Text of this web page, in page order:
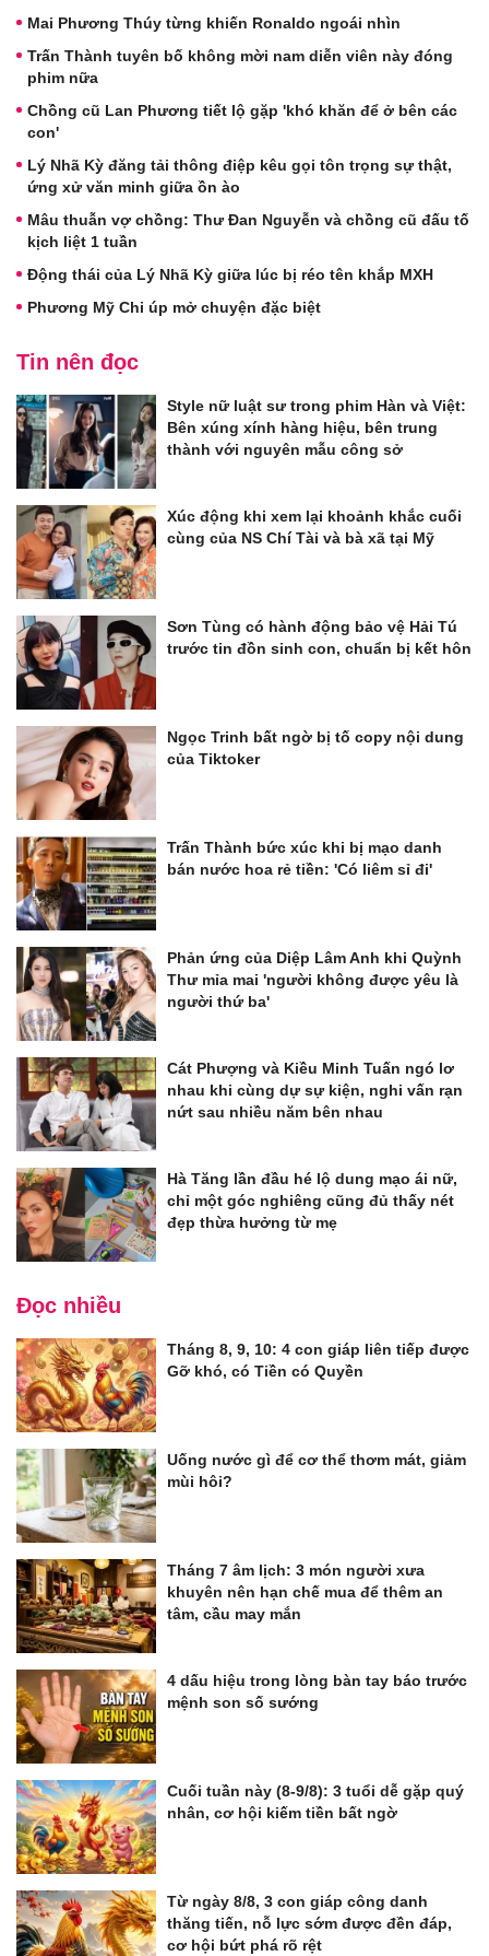
Mai Phương Thúy từng khiến Ronaldo ngoái nhìn
Trấn Thành tuyên bố không mời nam diễn viên này đóng
phim nữa
Chồng cũ Lan Phương tiết lộ gặp 'khó khăn để ở bên các
con'
Lý Nhã Kỳ đăng tải thông điệp kêu gọi tôn trọng sự thật,
ứng xử văn minh giữa ồn ào
Mâu thuẫn vợ chồng: Thư Đan Nguyễn và chồng cũ đấu tố
kịch liệt 1 tuần
Động thái của Lý Nhã Kỳ giữa lúc bị réo tên khắp MXH
Phương Mỹ Chi úp mở chuyện đặc biệt
Tin nên đọc
Style nữ luật sư trong phim Hàn và Việt:
Bên xúng xính hàng hiệu, bên trung
thành với nguyên mẫu công sở
Xúc động khi xem lại khoảnh khắc cuối
cùng của NS Chí Tài và bà xã tại Mỹ
Sơn Tùng có hành động bảo vệ Hải Tú
trước tin đồn sinh con, chuẩn bị kết hôn
Ngọc Trinh bất ngờ bị tố copy nội dung
của Tiktoker
Trấn Thành bức xúc khi bị mạo danh
bán nước hoa rẻ tiền: 'Có liêm sỉ đi'
Phản ứng của Diệp Lâm Anh khi Quỳnh
Thư mỉa mai 'người không được yêu là
người thứ ba'
Cát Phượng và Kiều Minh Tuấn ngó lơ
nhau khi cùng dự sự kiện, nghi vấn rạn
nứt sau nhiều năm bên nhau
Hà Tăng lần đầu hé lộ dung mạo ái nữ,
chỉ một góc nghiêng cũng đủ thấy nét
đẹp thừa hưởng từ mẹ
Đọc nhiều
Tháng 8, 9, 10: 4 con giáp liên tiếp được
Gỡ khó, có Tiền có Quyền
Uống nước gì để cơ thể thơm mát, giảm
mùi hôi?
Tháng 7 âm lịch: 3 món người xưa
khuyên nên hạn chế mua để thêm an
tâm, cầu may mắn
4 dấu hiệu trong lòng bàn tay báo trước
mệnh son số sướng
Cuối tuần này (8-9/8): 3 tuổi dễ gặp quý
nhân, cơ hội kiếm tiền bất ngờ
Từ ngày 8/8, 3 con giáp công danh
thăng tiến, nỗ lực sớm được đền đáp,
cơ hội bứt phá rõ rệt